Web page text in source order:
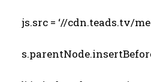
js.src = ‘//cdn.teads.tv/